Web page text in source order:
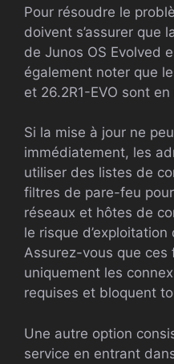
Pour résoudre le
doivent s’assurer que
de Junos OS Evolved
également noter que
et 26.2R1-EVO sont
Si la mise à jour ne
immédiatement, les
utiliser des listes de
filtres de pare-feu
réseaux et hôtes de
le risque
Assurez-vous que ces
uniquement les
requises et bloquent
Une autre option
service en entrant